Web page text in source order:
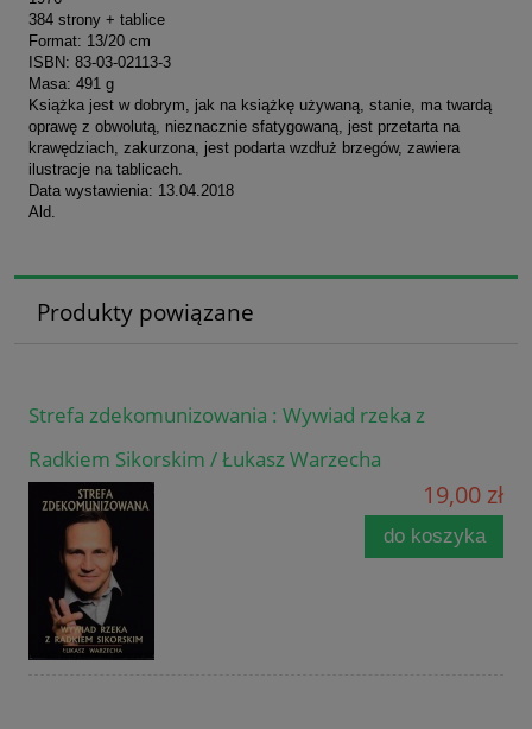
384 strony + tablice
Format: 13/20 cm
ISBN: 83-03-02113-3
Masa: 491 g
Książka jest w dobrym, jak na książkę używaną, stanie, ma twardą
oprawę z obwolutą, nieznacznie sfatygowaną, jest przetarta na
krawędziach, zakurzona, jest podarta wzdłuż brzegów, zawiera
ilustracje na tablicach.
Data wystawienia: 13.04.2018
Ald.
Produkty powiązane
Strefa zdekomunizowania : Wywiad rzeka z
Radkiem Sikorskim / Łukasz Warzecha
19,00 zł
do koszyka